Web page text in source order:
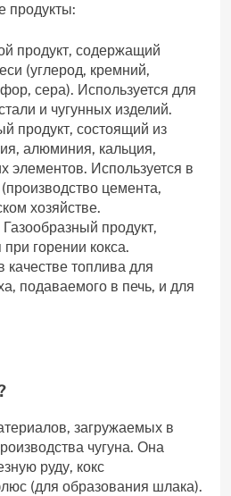
продукты:
продукт‚ содержащий
(углерод‚ кремний‚
сера). Используется для
и чугунных изделий.
продукт‚ состоящий из
алюминия‚ кальция‚
элементов. Используется в
цемента‚
хозяйстве.
продукт‚
горении кокса.
качестве топлива для
подаваемого в печь‚ и для
загружаемых в
чугуна. Она
руду‚ кокс
(для образования шлака).